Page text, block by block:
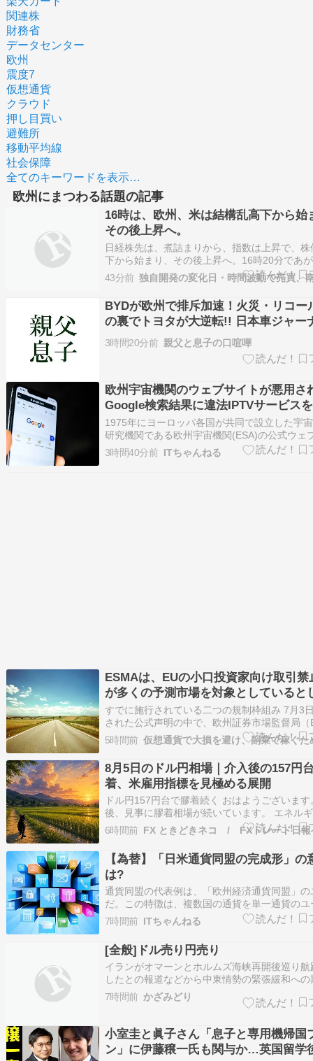
関連株
財務省
データセンター
欧州
震度7
仮想通貨
クラウド
押し目買い
避難所
移動平均線
社会保障
全てのキーワードを表示…
欧州にまつわる話題の記事
16時は、欧州、米は結構乱高下から始
その後上昇へ。
日経株先は、煮詰まりから、指数は上昇で、株
下から始まり、その後上昇へ。16時20分であ
ています。65、711円 約200円弱高に成る。指
上昇波に有りますが、目先は攻防も。16時24
739円各国共に攻防中です。利食いも、持続も
43分前
BYDが欧州で排斥加速！火災・リコー
の裏でトヨタが大逆転!! 日本車ジャー
3時間20分前 親父と息子の口喧嘩
欧州宇宙機関のウェブサイトが悪用さ
Google検索結果に違法IPTVサービス
るPDFファイルが表示される
1975年にヨーロッパ各国が共同で設立した宇
研究機関である欧州宇宙機関(ESA)の公式ウェ
が悪用され、Google検索結果に怪しいIPTVサ
宣伝する数百件のPDFファイルが表示されて
3時間40分前 ITちゃんねる
ESMAは、EUの小口投資家向け取引禁
が多くの予測市場を対象としていると
ークン化された市場については●●の適
つことになると述べました。
すでに施行されている二つの規制枠組み 7月3
された公式声明の中で、欧州証券市場監督局（
は、予測市場の基盤となる「イエス・ノ...
5時間前
8月5日のドル円相場｜介入後の157円
着、米雇用指標を見極める展開
ドル円157円台で膠着続く おはようございます
後、見事に膠着相場が続いています。 エネル
まれば溜まるほど、次の動きがダイナミックに
う。 明日に米国の雇用統計を控えているので
小動きが続きそう。 早速、昨日の相場から振
いきましょう！ 東京時間 …
6時間前 FX ときどきネコ / FXトレード日報
【為替】「日米通貨同盟の完成形」の
は?
通貨同盟の代表例は、「欧州経済通貨同盟」の
だ。この特徴は、複数国の通貨を単一通貨のユ
一し、金融政策を担う中央銀行もECB(欧州中
権限を集中させたことだろう。 続きを読む ≫
7時間前 ITちゃんねる
[全般]ドル売り円売り
イランがオマーンとホルムズ海峡再開後巡り航
したとの報道などから中東情勢の緊張緩和への
ドル売りが強まる中で円の売り戻しがドル円の
えた。昨日の東京市場では介入への警戒感が
ス円も下落。しかしこの日も結局…
7時間前 かざみどり
小室圭と眞子さん「息子と専用機帰国
ン」に伊藤穣一氏も関与か…英国留学